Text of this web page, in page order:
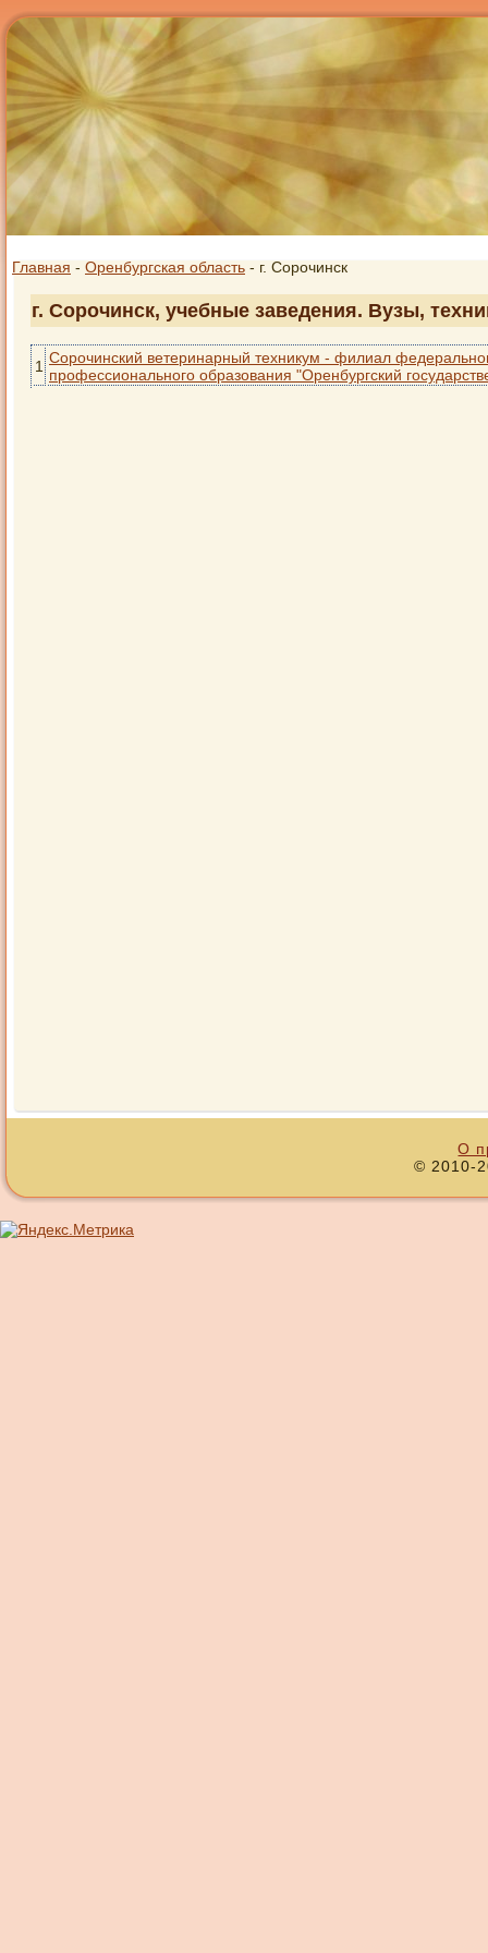
Главная - Оренбургская область - г. Сорочинск
г. Сорочинск, учебные заведения. Вузы,
1 Сорочинский ветеринарный техникум - филиал
профессионального образования "Оренбургский
О
© 2010-